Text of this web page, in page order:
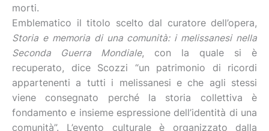
morti.
Emblematico il titolo scelto dal curatore dell’opera,
Storia e memoria di una comunità: i melissanesi nella
Seconda Guerra Mondiale, con la quale si è
recuperato, dice Scozzi “un patrimonio di ricordi
appartenenti a tutti i melissanesi e che agli stessi
viene consegnato perché la storia collettiva è
fondamento e insieme espressione dell’identità di una
comunità”. L’evento culturale è organizzato dalla